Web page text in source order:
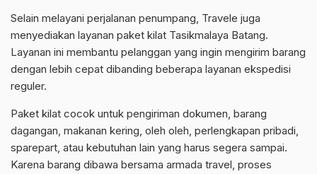
Selain melayani perjalanan penumpang, Travele juga
menyediakan layanan paket kilat Tasikmalaya Batang.
Layanan ini membantu pelanggan yang ingin mengirim barang
dengan lebih cepat dibanding beberapa layanan ekspedisi
reguler.
Paket kilat cocok untuk pengiriman dokumen, barang
dagangan, makanan kering, oleh oleh, perlengkapan pribadi,
sparepart, atau kebutuhan lain yang harus segera sampai.
Karena barang dibawa bersama armada travel, proses